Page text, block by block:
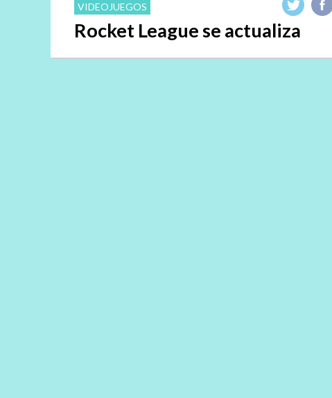
VIDEOJUEGOS
Rocket League se actualiza